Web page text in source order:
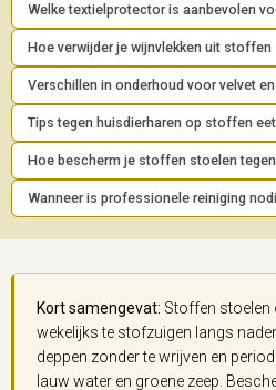
Welke textielprotector is aanbevolen
Hoe verwijder je wijnvlekken uit stoffen
Verschillen in onderhoud voor velvet
Tips tegen huisdierharen op stoffen
Hoe bescherm je stoffen stoelen
Wanneer is professionele reiniging
Kort samengevat: Stoffen stoelen
wekelijks te stofzuigen langs
deppen zonder te wrijven en
lauw water en groene zeep.